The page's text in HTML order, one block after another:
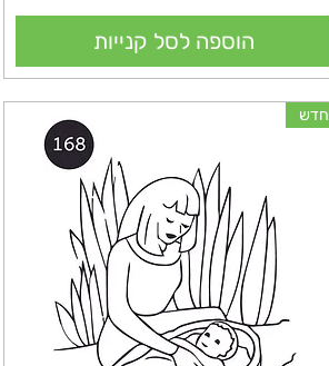
הוספה לסל קנייות
חדש